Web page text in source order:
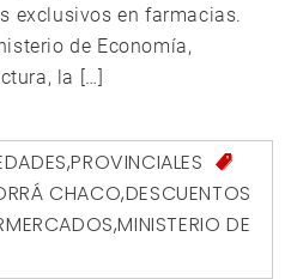
exclusivos en farmacias.
de Economía,
la […]
,PROVINCIALES
CHACO,DESCUENTOS
,MINISTERIO DE